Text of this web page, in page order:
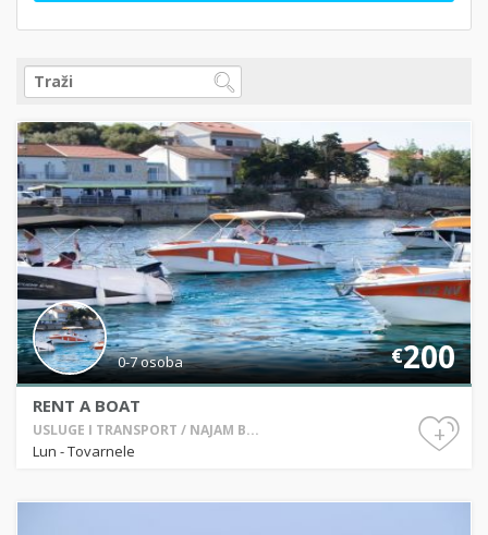
0-7 osoba €200
RENT A BOAT
USLUGE I TRANSPORT / NAJAM B...
Lun - Tovarnele
+